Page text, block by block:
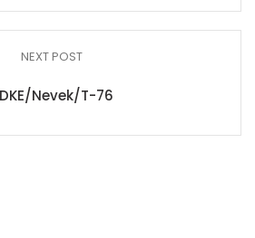
NEXT POST
Nevek/T-76